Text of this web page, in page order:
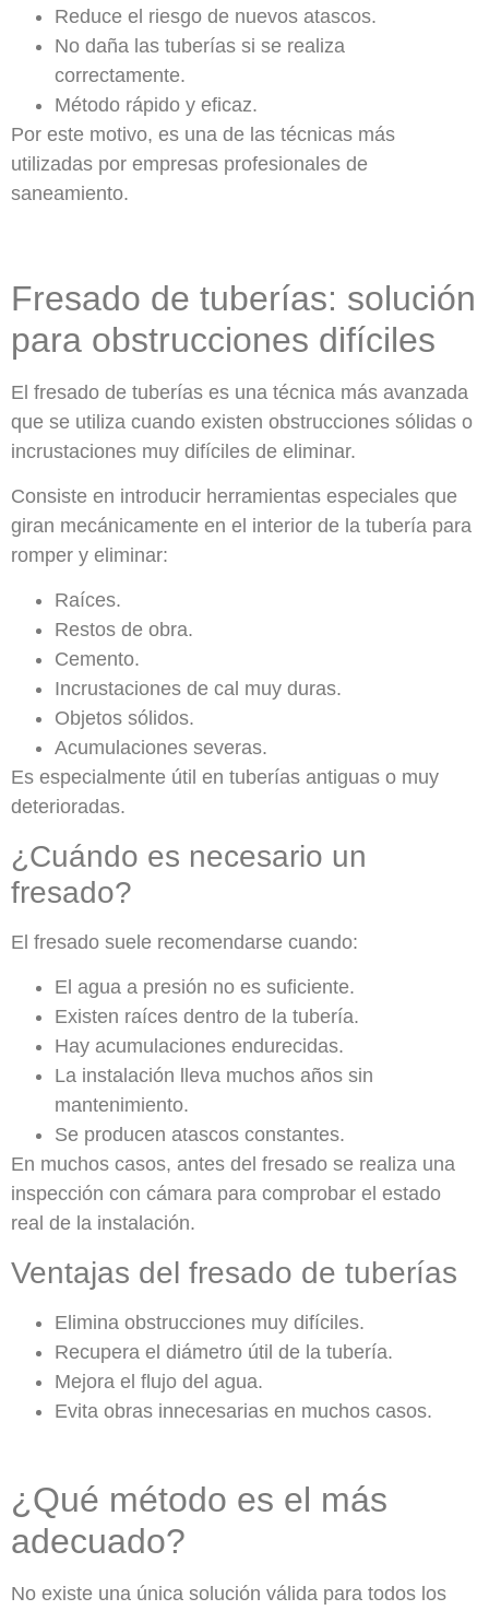
Reduce el riesgo de nuevos atascos.
No daña las tuberías si se realiza
correctamente.
Método rápido y eficaz.
Por este motivo, es una de las técnicas más
utilizadas por empresas profesionales de
saneamiento.
Fresado de tuberías: solución
para obstrucciones difíciles
El fresado de tuberías es una técnica más avanzada
que se utiliza cuando existen obstrucciones sólidas o
incrustaciones muy difíciles de eliminar.
Consiste en introducir herramientas especiales que
giran mecánicamente en el interior de la tubería para
romper y eliminar:
Raíces.
Restos de obra.
Cemento.
Incrustaciones de cal muy duras.
Objetos sólidos.
Acumulaciones severas.
Es especialmente útil en tuberías antiguas o muy
deterioradas.
¿Cuándo es necesario un
fresado?
El fresado suele recomendarse cuando:
El agua a presión no es suficiente.
Existen raíces dentro de la tubería.
Hay acumulaciones endurecidas.
La instalación lleva muchos años sin
mantenimiento.
Se producen atascos constantes.
En muchos casos, antes del fresado se realiza una
inspección con cámara para comprobar el estado
real de la instalación.
Ventajas del fresado de tuberías
Elimina obstrucciones muy difíciles.
Recupera el diámetro útil de la tubería.
Mejora el flujo del agua.
Evita obras innecesarias en muchos casos.
¿Qué método es el más
adecuado?
No existe una única solución válida para todos los